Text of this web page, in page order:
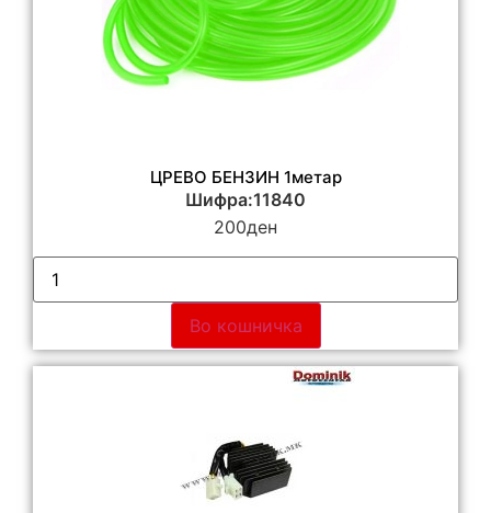
ЦРЕВО БЕНЗИН 1метар
Шифра:11840
200ден
Во кошничка